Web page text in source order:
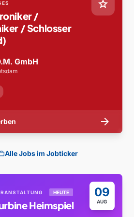
star
/
/ Schlosser
GmbH
arrow_forward
Alle Jobs im Jobticker
09
AUG
HEUTE
Heimspiel